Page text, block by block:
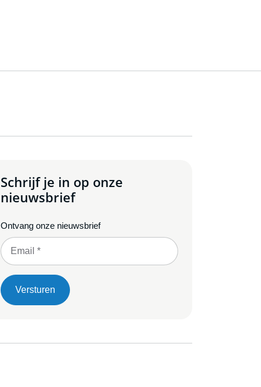
Schrijf je in op onze
nieuwsbrief
Ontvang onze nieuwsbrief
Versturen